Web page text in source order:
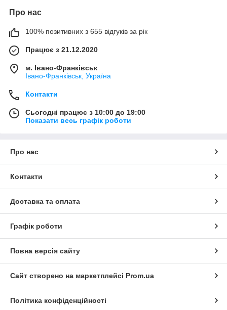
Про нас
100% позитивних з 655 відгуків за рік
Працює з 21.12.2020
м. Івано-Франківськ
Івано-Франківськ, Україна
Контакти
Сьогодні працює з 10:00 до 19:00
Показати весь графік роботи
Про нас
Контакти
Доставка та оплата
Графік роботи
Повна версія сайту
Сайт створено на маркетплейсі Prom.ua
Політика конфіденційності